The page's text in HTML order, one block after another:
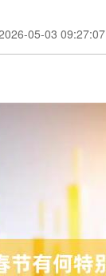
05-03 09:27:07